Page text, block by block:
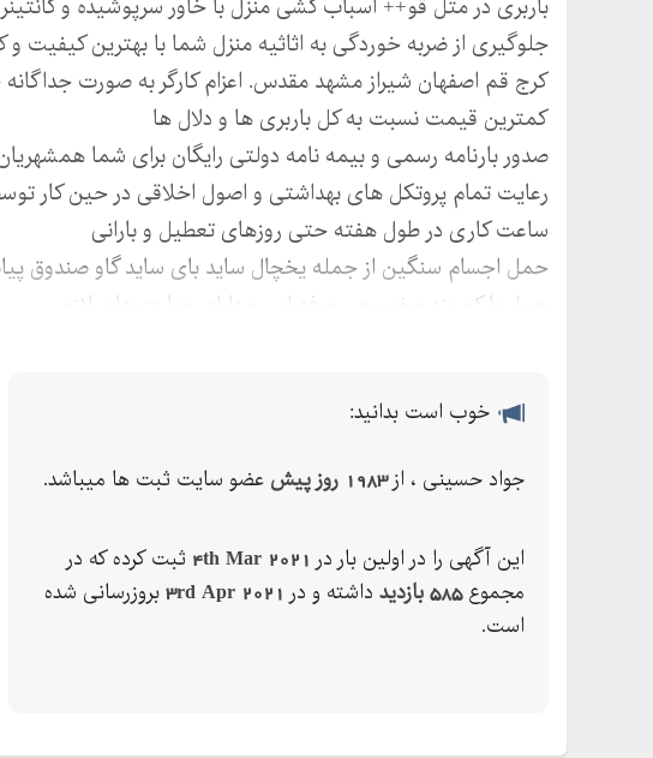
باربری در متل قو++ اسباب کشی منزل با خاور سرپوشیده و
جلوگیری از ضربه خوردگی به اثاثیه منزل شما با بهترین کیفیت و
کرج قم اصفهان شیراز مشهد مقدس. اعزام کارگر به صورت جداگانه
کمترین قیمت نسبت به کل باربری ها و دلال ها
صدور بارنامه رسمی و بیمه نامه دولتی رایگان برای شما
رعایت تمام پروتکل های بهداشتی و اصول اخلاقی در حین کار
ساعت کاری در طول هفته حتی روزهای تعطیل و بارانی
حمل اجسام سنگین از جمله یخچال ساید بای ساید گاو صندوق
حمل با کمربند مخصوص حرفه ایی و دارای مهارت های لازم
خوب است بدانید:
جواد حسینی ، از1983 روز پیش عضو سایت ثبت ها میباشد.
این آگهی را در اولین بار در 4th Mar 2021 ثبت کرده که در
مجموع585 بازدید داشته و در 3rd Apr 2021 بروزرسانی شده
است.